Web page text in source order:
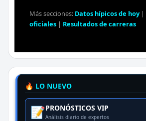
Más secciones: Datos hípicos de hoy|
oficiales | Resultados de carreras
🔥 LO NUEVO
📝PRONÓSTICOS VIP
Análisis diario de expertos